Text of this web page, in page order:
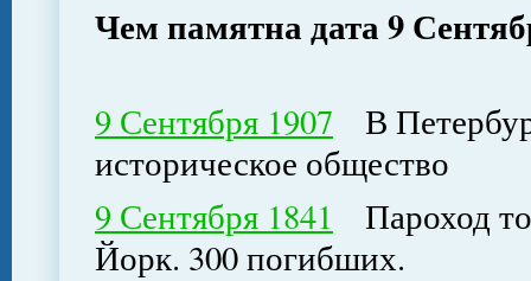
Чем памятна дата 9
9 Сентября 1907 В
историческое общество
9 Сентября 1841 Пароход
Йорк. 300 погибших.